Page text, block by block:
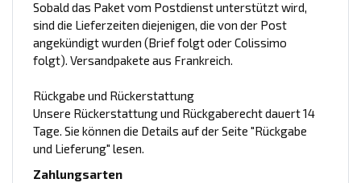
Sobald das Paket vom Postdienst unterstützt wird,
sind die Lieferzeiten diejenigen, die von der Post
angekündigt wurden (Brief folgt oder Colissimo
folgt). Versandpakete aus Frankreich.
Rückgabe und Rückerstattung
Unsere Rückerstattung und Rückgaberecht dauert 14
Tage. Sie können die Details auf der Seite "Rückgabe
und Lieferung" lesen.
Zahlungsarten